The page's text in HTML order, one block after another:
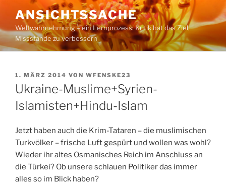
Inhalt
springen
ANSICHTSSACHE
Weltwahrnehmung – ein Lernprozess: Kritik hat das Ziel,
Missstände zu verbessern
VERÖFFENTLICHT
AM
1. MÄRZ 2014 VON WFENSKE23
Ukraine-Muslime+Syrien-
Islamisten+Hindu-Islam
Jetzt haben auch die Krim-Tataren – die muslimischen
Turkvölker – frische Luft gespürt und wollen was wohl?
Wieder ihr altes Osmanisches Reich im Anschluss an
die Türkei? Ob unsere schlauen Politiker das immer
alles so im Blick haben?